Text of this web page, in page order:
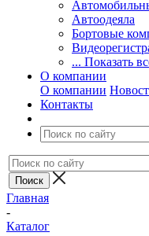
Автоодеяла
Бортовые
... Показать
О компании
О компании
Контакты
Главная
-
Каталог